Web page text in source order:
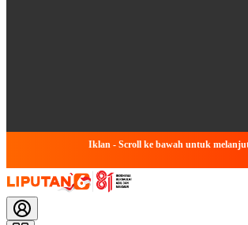
Iklan - Scroll ke bawah untuk